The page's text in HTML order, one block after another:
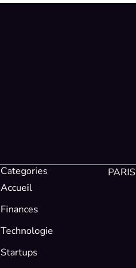
Categories
Accueil
Finances
Technologie
Startups
PARIS